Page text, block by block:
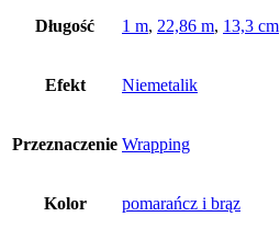
Długość 1 m, 22,86 m, 13,3 cm
Efekt Niemetalik
Przeznaczenie Wrapping
Kolor pomarańcz i brąz